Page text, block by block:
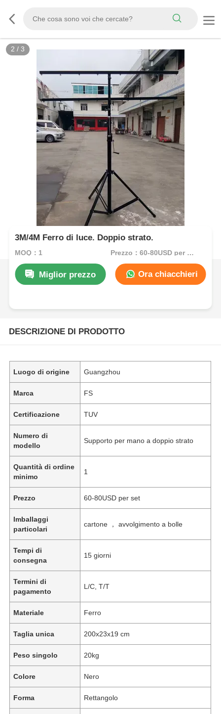
2 / 3
3M/4M Ferro di luce. Doppio strato.
MOQ：1 Prezzo：60-80USD per set
Miglior prezzo Ora chiacchieri
DESCRIZIONE DI PRODOTTO
Luogo di origine Guangzhou
Marca FS
Certificazione TUV
Numero di
modello
Supporto per mano a doppio strato
Quantità di ordine
minimo
1
Prezzo 60-80USD per set
Imballaggi
particolari
cartone ， avvolgimento a bolle
Tempi di
consegna
15 giorni
Termini di
pagamento
L/C, T/T
Materiale Ferro
Taglia unica 200x23x19 cm
Peso singolo 20kg
Colore Nero
Forma Rettangolo